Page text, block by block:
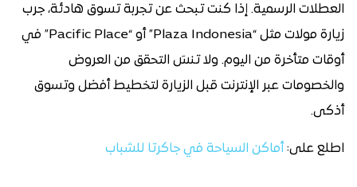
العطلات الرسمية. إذا كنت تبحث عن تجربة تسوق هادئة، جرب
زيارة مولات مثل “Plaza Indonesia” أو “Pacific Place” في
أوقات متأخرة من اليوم. ولا تنسَ التحقق من العروض
والخصومات عبر الإنترنت قبل الزيارة لتخطيط أفضل وتسوق
أذكى.
اطلع على:أماكن السياحة في جاكرتا للشباب